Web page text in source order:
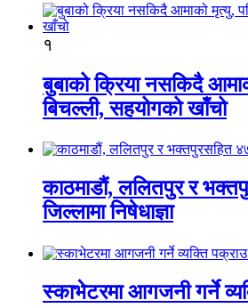
१
बुबाको क्रिया नसकिदै
बिचल्ली, सहयोगको खाँचो
काठमाडौं, ललितपुर र
जिल्लामा निषेधाज्ञा
स्काभेटरमा आगजनी गर्ने